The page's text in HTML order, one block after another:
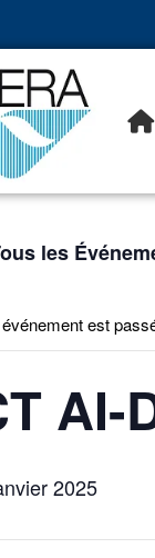
les
est
AI-
2025